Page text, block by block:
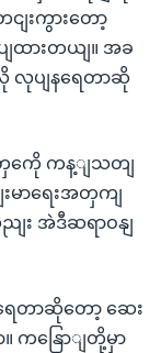
ျးကွားတော့
ထားတယျ။ အခ
လုပျနရေတာဆို
တှကေို ကန့ျသတျ
မာရေးအတှကျ
း အဲဒီဆရာဝနျ
ေတာဆိုတော့ ဆေး
ကနြောျတို့မှာ